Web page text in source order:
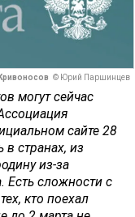
© Юрий Паршинцев
могут сейчас
сайте 28
в странах, из
из-за
Есть сложности с
кто поехал